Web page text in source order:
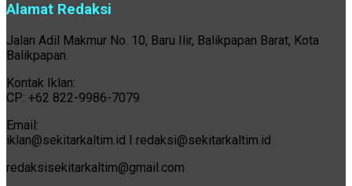
Alamat Redaksi
Jalan Adil Makmur No. 10, Baru Ilir, Balikpapan Barat, Kota
Balikpapan.
Kontak Iklan:
CP: +62 822-9986-7079
Email:
iklan@sekitarkaltim.id I redaksi@sekitarkaltim.id
redaksisekitarkaltim@gmail.com